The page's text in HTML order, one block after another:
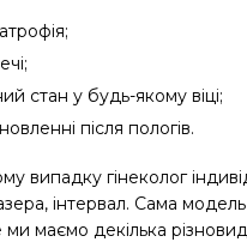
стан у будь-якому віці;
після пологів.
випадку гінеколог
інтервал. Сама
ми маємо декілька